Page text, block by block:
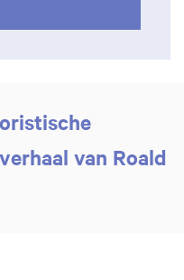
van Roald